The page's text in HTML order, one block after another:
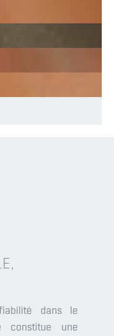
dans le
constitue une